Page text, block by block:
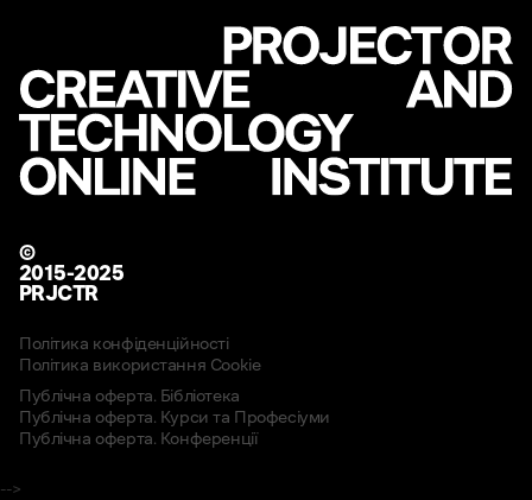
©
2015-2025
PRJCTR
Політика конфіденційності
Політика використання Cookie
Публічна оферта. Бібліотека
Публічна оферта. Курси та Професіуми
Публічна оферта. Конференції
-->